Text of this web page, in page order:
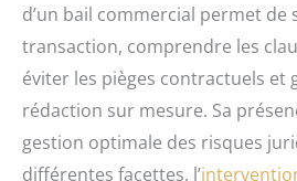
d’un bail commercial permet de
transaction, comprendre les
éviter les pièges contractuels et
rédaction sur mesure. Sa
gestion optimale des risques
différentes facettes, l’